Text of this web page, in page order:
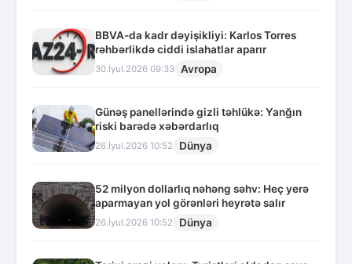
BBVA-da kadr dəyişikliyi: Karlos Torres
rəhbərlikdə ciddi islahatlar aparır
30.İyul.2026 09:33 Avropa
Günəş panellərində gizli təhlükə: Yanğın
riski barədə xəbərdarlıq
26.İyul.2026 10:52 Dünya
52 milyon dollarlıq nəhəng səhv: Heç yerə
aparmayan yol görənləri heyrətə salır
26.İyul.2026 10:52 Dünya